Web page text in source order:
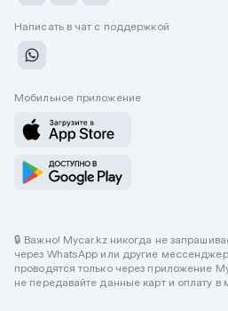
Написать в чат с поддержкой
Мобильное приложение
🔒 Важно! Mycar.kz никогда не
через WhatsApp или другие
проводятся только через приложение
не передавайте данные карт и оплату